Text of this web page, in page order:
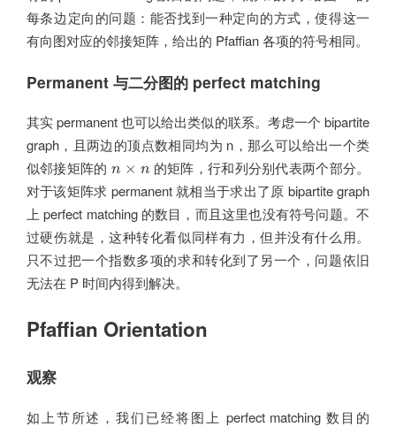
每条边定向的问题：能否找到一种定向的方式，使得这一
有向图对应的邻接矩阵，给出的 Pfaffian 各项的符号相同。
Permanent 与二分图的 perfect matching
其实 permanent 也可以给出类似的联系。考虑一个 bipartite
graph，且两边的顶点数相同均为 n，那么可以给出一个类
似邻接矩阵的 n × n
n×n
的矩阵，行和列分别代表两个部分。
对于该矩阵求 permanent 就相当于求出了原 bipartite graph
上 perfect matching 的数目，而且这里也没有符号问题。不
过硬伤就是，这种转化看似同样有力，但并没有什么用。
只不过把一个指数多项的求和转化到了另一个，问题依旧
无法在 P 时间内得到解决。
Pfaffian Orientation
观察
如上节所述，我们已经将图上 perfect matching 数目的